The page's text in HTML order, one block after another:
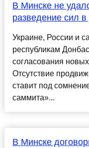
В Минске не
разведение сил
Украине, России и
республикам
согласования
Отсутствие
ставит под
саммита»...
В Минске